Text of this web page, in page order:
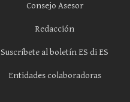
Consejo Asesor
Redacción
Suscríbete al boletín ES di ES
Entidades colaboradoras